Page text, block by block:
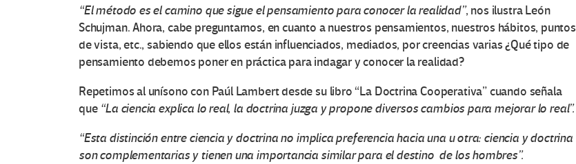
“El método es el camino que sigue el pensamiento para conocer la realidad”, nos ilustra León
Schujman. Ahora, cabe preguntarnos, en cuanto a nuestros pensamientos, nuestros hábitos, puntos
de vista, etc., sabiendo que ellos están influenciados, mediados, por creencias varias ¿Qué tipo de
pensamiento debemos poner en práctica para indagar y conocer la realidad?
Repetimos al unísono con Paúl Lambert desde su libro “La Doctrina Cooperativa” cuando señala
que “La ciencia explica lo real, la doctrina juzga y propone diversos cambios para mejorar lo real”.
“Esta distinción entre ciencia y doctrina no implica preferencia hacia una u otra: ciencia y doctrina
son complementarias y tienen una importancia similar para el destino de los hombres”.